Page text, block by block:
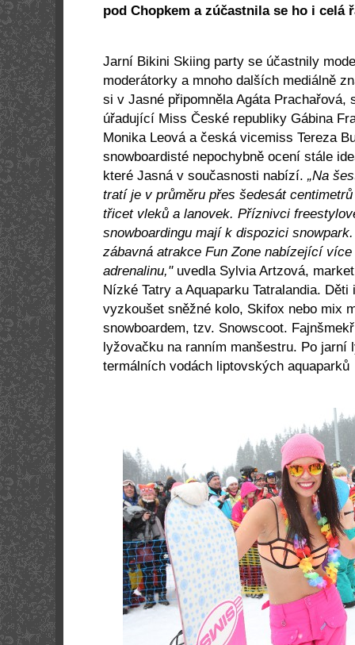
pod Chopkem a zúčastnila se ho i celá
Jarní Bikini Skiing party se účastnily
moderátorky a mnoho dalších mediálně
si v Jasné připomněla Agáta Prachařová,
úřadující Miss České republiky Gábina
Monika Leová a česká vicemiss Tereza
snowboardisté nepochybně ocení stále
které Jasná v současnosti nabízí. „Na
tratí je v průměru přes šedesát
třicet vleků a lanovek. Příznivci
snowboardingu mají k dispozici
zábavná atrakce Fun Zone nabízející
adrenalinu,"uvedla Sylvia Artzová,
Nízké Tatry a Aquaparku Tatralandia. Děti
vyzkoušet sněžné kolo, Skifox nebo mix
snowboardem, tzv. Snowscoot.
lyžovačku na ranním manšestru. Po jarní
termálních vodách liptovských aquaparků